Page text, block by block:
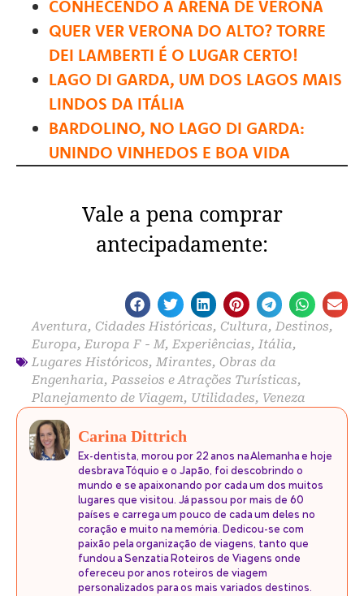
CONHECENDO A ARENA DE VERONA
QUER VER VERONA DO ALTO? TORRE
DEI LAMBERTI É O LUGAR CERTO!
LAGO DI GARDA, UM DOS LAGOS MAIS
LINDOS DA ITÁLIA
BARDOLINO, NO LAGO DI GARDA:
UNINDO VINHEDOS E BOA VIDA
Vale a pena comprar
antecipadamente:
Aventura, Cidades Históricas, Cultura, Destinos,
Europa, Europa F - M, Experiências, Itália,
Lugares Históricos, Mirantes, Obras da
Engenharia, Passeios e Atrações Turísticas,
Planejamento de Viagem, Utilidades, Veneza
Carina Dittrich
Ex-dentista, morou por 22 anos na Alemanha e hoje
desbrava Tóquio e o Japão, foi descobrindo o
mundo e se apaixonando por cada um dos muitos
lugares que visitou. Já passou por mais de 60
países e carrega um pouco de cada um deles no
coração e muito na memória. Dedicou-se com
paixão pela organização de viagens, tanto que
fundou a Senzatia Roteiros de Viagens onde
ofereceu por anos roteiros de viagem
personalizados para os mais variados destinos.